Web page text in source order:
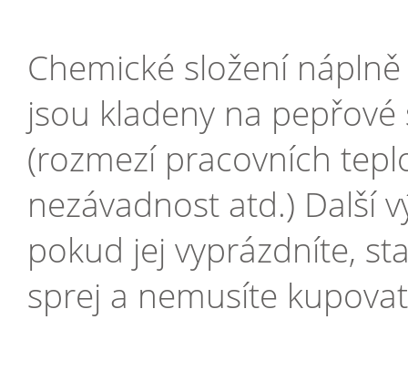
Chemické složení
jsou kladeny na
(rozmezí pracovních
nezávadnost atd.) Další
pokud jej vyprázdníte,
sprej a nemusíte